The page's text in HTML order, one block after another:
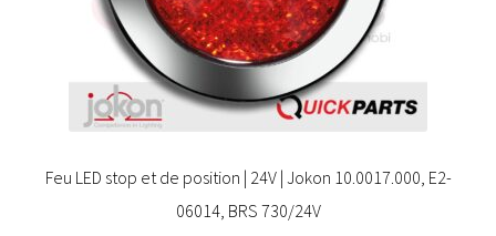
Feu LED stop et de position | 24V | Jokon 10.0017.000, E2-
06014, BRS 730/24V